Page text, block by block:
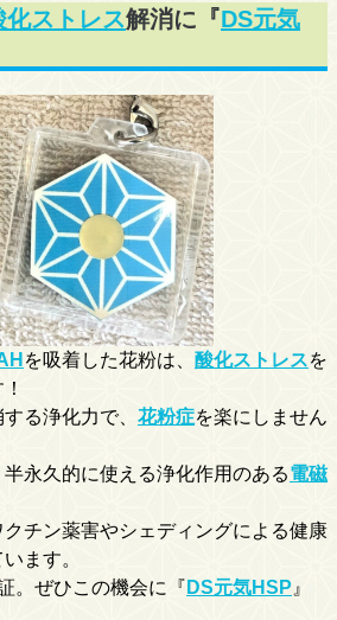
化ストレス解消に『DS元気
を吸着した花粉は、 酸化ストレスを
る浄化力で、 花粉症を楽にしません
永久的に使える浄化作用のある電磁
クチン薬害やシェディングによる健康
ます。
。ぜひこの機会に『 DS元気HSP 』